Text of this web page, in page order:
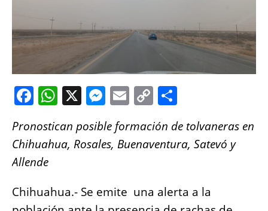
F
c
e
b
o
W
at
s
p
X M
e
ss
e
g
E
ai
l
C
p
y
n
h
a
re
Pronostican posible formación de tolvaneras en
Chihuahua, Rosales, Buenaventura, Satevó y
Allende
Chihuahua.- Se emite una alerta a la